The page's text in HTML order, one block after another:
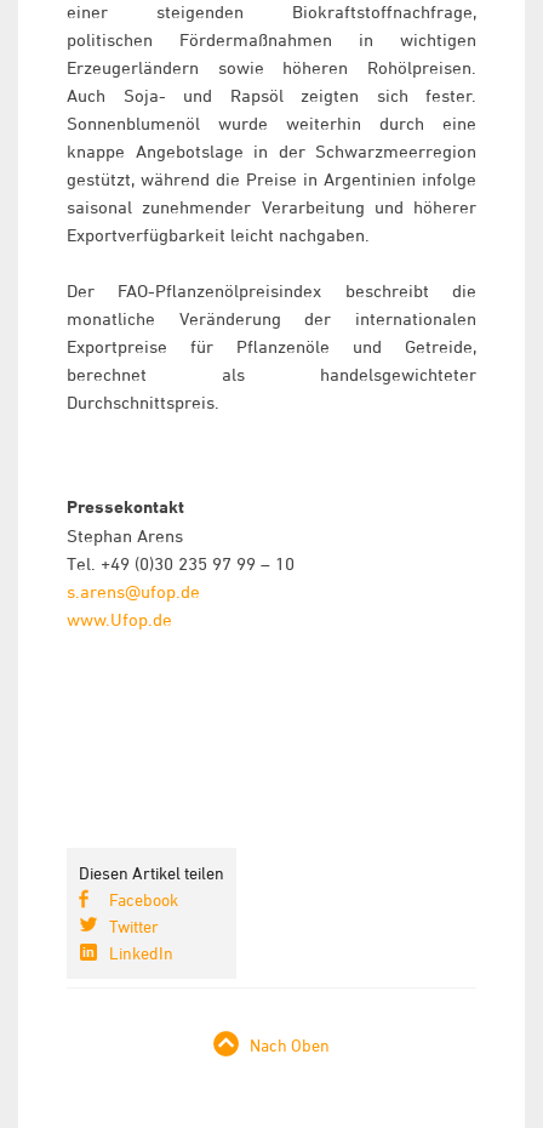
einer steigenden Biokraftstoffnachfrage,
politischen Fördermaßnahmen in wichtigen
Erzeugerländern sowie höheren Rohölpreisen.
Auch Soja- und Rapsöl zeigten sich fester.
Sonnenblumenöl wurde weiterhin durch eine
knappe Angebotslage in der Schwarzmeerregion
gestützt, während die Preise in Argentinien infolge
saisonal zunehmender Verarbeitung und höherer
Exportverfügbarkeit leicht nachgaben.
Der FAO-Pflanzenölpreisindex beschreibt die
monatliche Veränderung der internationalen
Exportpreise für Pflanzenöle und Getreide,
berechnet als handelsgewichteter
Durchschnittspreis.
Pressekontakt
Stephan Arens
Tel. +49 (0)30 235 97 99 – 10
s.arens@ufop.de
www.Ufop.de
Diesen Artikel teilen
Facebook
Twitter
LinkedIn
Nach Oben